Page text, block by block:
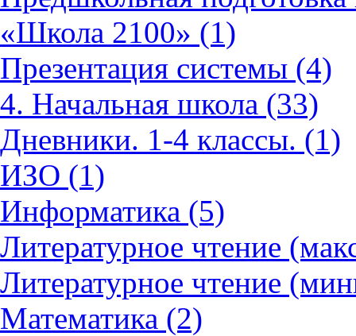
«Школа 2100» (1)
Презентация системы (4)
4. Начальная школа (33)
Дневники. 1-4 классы. (1)
ИЗО (1)
Информатика (5)
Литературное чтение
Литературное чтение
Математика (2)